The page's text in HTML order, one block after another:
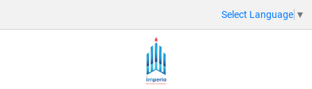
Select Language ▼